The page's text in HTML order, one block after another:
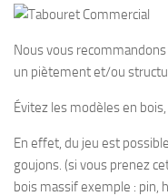
Nous vous
un piètement et/ou
Évitez les modèles en
En effet, du jeu est
goujons. (si vous prenez
bois massif exemple : pin,